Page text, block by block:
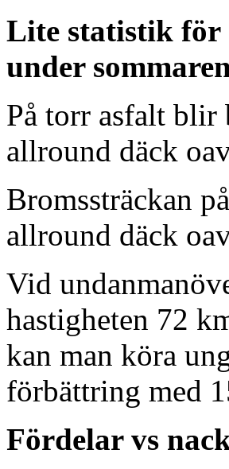
Lite statistik för
under
På torr asfalt blir
allround däck
Bromssträckan
allround däck
Vid
hastigheten 72
kan man köra
förbättring med
Fördelar vs